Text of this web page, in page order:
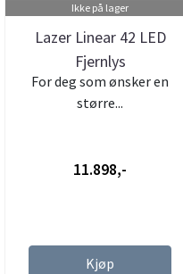
Ikke på lager
Lazer Linear 42 LED
Fjernlys
For deg som ønsker en
større...
11.898,-
Kjøp